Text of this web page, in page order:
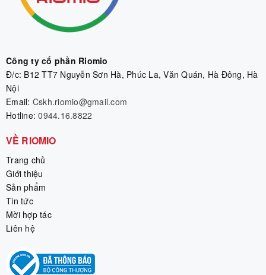
Công ty cổ phần Riomio
Đ/c: B12 TT7 Nguyễn Sơn Hà, Phúc La, Văn Quán, Hà Đông, Hà
Nội
Email: Cskh.riomio@gmail.com
Hotline:0944.16.8822
VỀ RIOMIO
Trang chủ
Giới thiệu
Sản phẩm
Tin tức
Mời hợp tác
Liên hệ